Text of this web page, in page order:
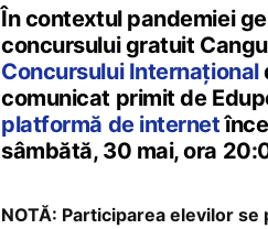
În contextul pandemiei
concursului gratuit
Concursului Internațional
comunicat primit de
platformă de internet
sâmbătă, 30 mai, ora
NOTĂ: Participarea elevilor